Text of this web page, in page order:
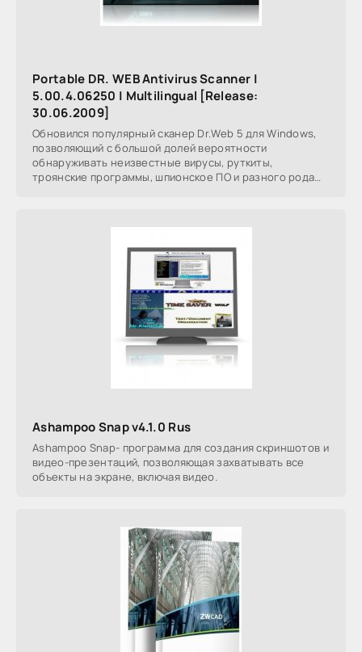
Portable DR. WEB Antivirus Scanner |
5.00.4.06250 | Multilingual [Release:
30.06.2009]
Обновился популярный сканер Dr.Web 5 для Windows,
позволяющий с большой долей вероятности
обнаруживать неизвестные вирусы, руткиты,
троянские программы, шпионское ПО и разного рода
Ashampoo Snap v4.1.0 Rus
Ashampoo Snap- программа для создания скриншотов и
видео-презентаций, позволяющая захватывать все
объекты на экране, включая видео.